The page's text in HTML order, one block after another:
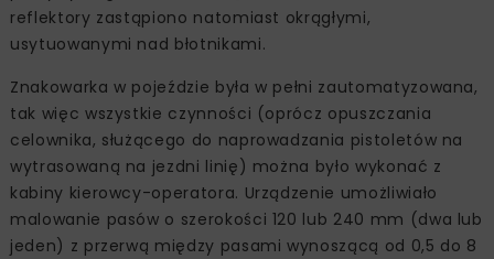
reflektory zastąpiono natomiast okrągłymi,
usytuowanymi nad błotnikami.
Znakowarka w pojeździe była w pełni zautomatyzowana,
tak więc wszystkie czynności (oprócz opuszczania
celownika, służącego do naprowadzania pistoletów na
wytrasowaną na jezdni linię) można było wykonać z
kabiny kierowcy-operatora. Urządzenie umożliwiało
malowanie pasów o szerokości 120 lub 240 mm (dwa lub
jeden) z przerwą między pasami wynoszącą od 0,5 do 8